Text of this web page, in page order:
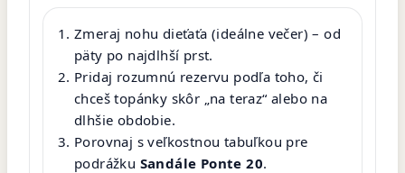
Zmeraj nohu dieťaťa (ideálne večer) – od
päty po najdlhší prst.
Pridaj rozumnú rezervu podľa toho, či
chceš topánky skôr „na teraz“ alebo na
dlhšie obdobie.
Porovnaj s veľkostnou tabuľkou pre
podrážku Sandále Ponte 20.